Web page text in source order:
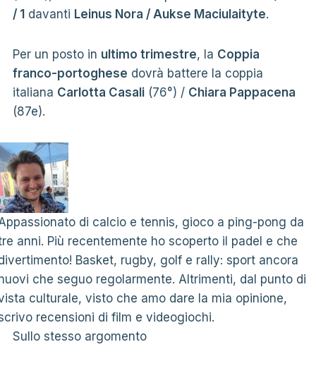
/ 1davanti Leinus Nora / Aukse Maciulaityte.
Per un posto in ultimo trimestre, la Coppia
franco-portoghese dovrà battere la coppia
italiana Carlotta Casali(76°) / Chiara Pappacena
(87e).
di calcio e tennis, gioco a ping-pong da
anni. Più recentemente ho scoperto il padel e che
Basket, rugby, golf e rally: sport ancora
che seguo regolarmente. Altrimenti, dal punto di
culturale, visto che amo dare la mia opinione,
recensioni di film e videogiochi.
Sullo stesso argomento